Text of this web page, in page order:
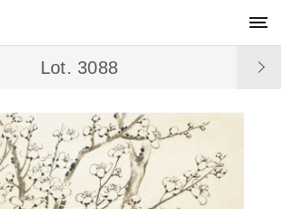
Lot. 3088